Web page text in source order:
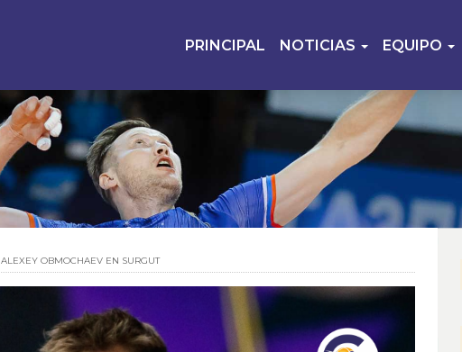
PRINCIPAL NOTICIAS EQUIPO
ALEXEY OBMOCHAEV EN SURGUT